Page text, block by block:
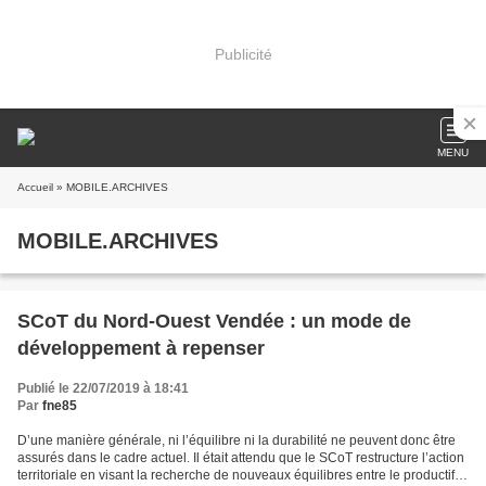
Publicité
MENU
Accueil » MOBILE.ARCHIVES
MOBILE.ARCHIVES
SCoT du Nord-Ouest Vendée : un mode de
développement à repenser
Publié le 22/07/2019 à 18:41
Par fne85
D’une manière générale, ni l’équilibre ni la durabilité ne peuvent donc être
assurés dans le cadre actuel. Il était attendu que le SCoT restructure l’action
territoriale en visant la recherche de nouveaux équilibres entre le productif,